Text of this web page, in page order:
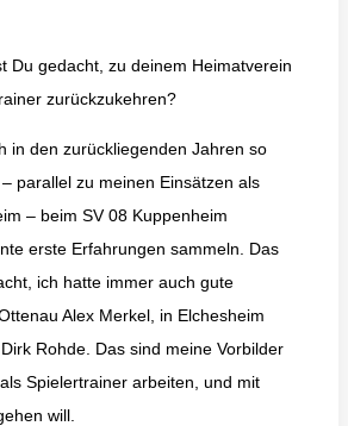
Du gedacht, zu deinem Heimatverein
zurückzukehren?
in den zurückliegenden Jahren so
parallel zu meinen Einsätzen als
– beim SV 08 Kuppenheim
erste Erfahrungen sammeln. Das
ich hatte immer auch gute
Alex Merkel, in Elchesheim
Rohde. Das sind meine Vorbilder
Spielertrainer arbeiten, und mit
will.